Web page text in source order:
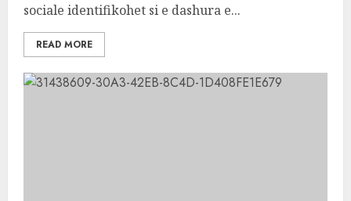
sociale identifikohet si e dashura e...
READ MORE